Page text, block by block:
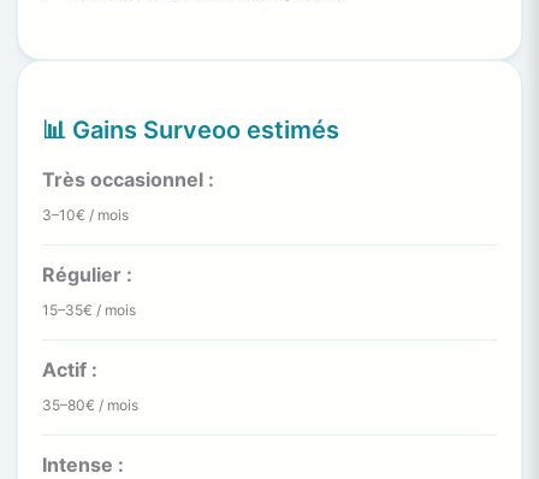
📊 Gains Surveoo estimés
Très occasionnel :
3–10€ / mois
Régulier :
15–35€ / mois
Actif :
35–80€ / mois
Intense :